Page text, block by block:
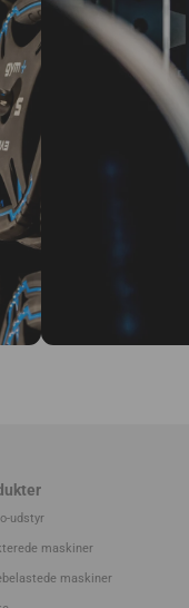
udstyr
maskiner
maskiner